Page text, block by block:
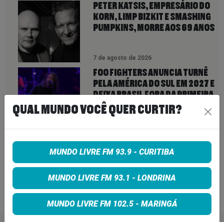
PETER KATSIS, EMPRESÁRIO DO
KORN, LIMP BIZKIT E SMASHING
PUMPKINS, MORRE AOS 69 ANOS
7 de agosto de 2026
FOO FIGHTERS ANUNCIA TURNÊ
PELA AMÉRICA DO SUL EM 2027 E
DEIXA BRASIL FORA DA PRIMEIRA
ETAPA
ROCK IN RIO 2026 ABRE NOVA
CHANCE PARA FÃS: INGRESSOS
VOLTAM À VENDA ATÉ PARA DIAS
ESGOTADOS
6 de agosto de 2026
QUAL MUNDO VOCÊ QUER CURTIR?
MUNDO LIVRE FM 93.9 - CURITIBA
MUNDO LIVRE FM 93.1 - LONDRINA
MUNDO LIVRE FM 102.5 - MARINGÁ